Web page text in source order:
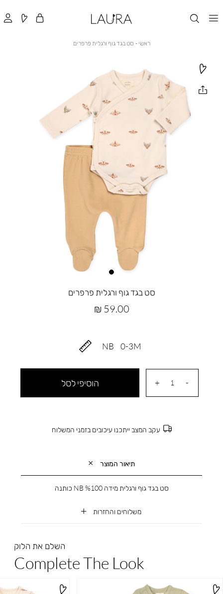
ראשי ראשי
סט בגד גוף ורגלית פרפרים
סט בגד גוף ורגלית פרפרים
מחיר
59.00 ₪
0-3M
NB
הוסיפי לסל
עקב המצב ייתכנו עיכובים בזמני המשלוח
תיאור המוצר
משלוחים והחזרות
סט בגד גוף ורגלית מידה NB %100 כותנה
השלם את הלוק
Complete The Look